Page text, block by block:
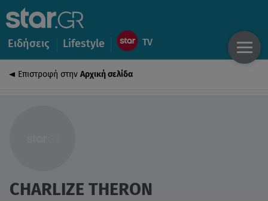
Ειδήσεις Lifestyle
Επιστροφή στην Αρχική σελίδα
CHARLIZE THERON